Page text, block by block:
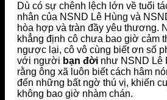
Dù có sự chênh lệch lớn về tuổi
nhân của NSND Lê Hùng và
hòa hợp và tràn đầy yêu thương.
khẳng định cô chưa bao giờ cảm
ngược lại, cô vô cùng biết ơn số
với người bạn đời như NSND Lê
rằng ông xã luôn biết cách hâm
đến những bất ngờ thú vị, khiến
không bao giờ nhàm chán.